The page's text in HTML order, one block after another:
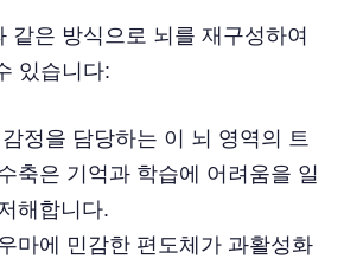
같은 방식으로 뇌를 재구성하여
있습니다:
정을 담당하는 이 뇌 영역의 트
축은 기억과 학습에 어려움을 일
해합니다.
마에 민감한 편도체가 과활성화